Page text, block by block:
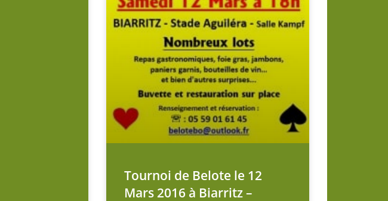
Tournoi de Belote le 12
Mars 2016 à Biarritz –